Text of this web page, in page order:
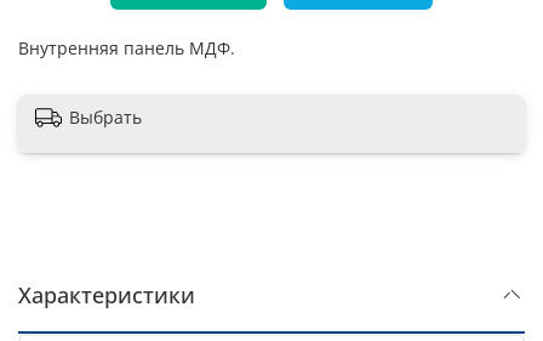
Внутренняя панель МДФ.
Выбрать
Характеристики